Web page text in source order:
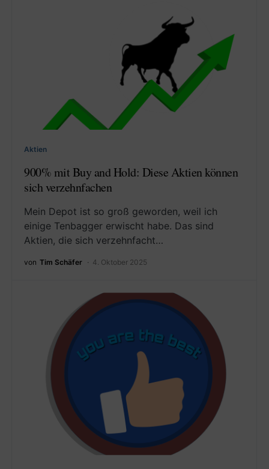
Aktien
900% mit Buy and Hold: Diese Aktien können
sich verzehnfachen
Mein Depot ist so groß geworden, weil ich
einige Tenbagger erwischt habe. Das sind
Aktien, die sich verzehnfacht…
von Tim Schäfer 4. Oktober 2025